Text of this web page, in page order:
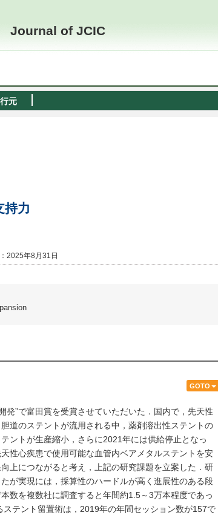
Journal of JCIC
元
持力
2025年8月31日
GOTO
”で富田賞を受賞させていただいた．国内で，先天性
道のステントが流用される中，薬剤溶出性ステントの
ントが生産縮小，さらに2021年には供給停止となっ
性心疾患で使用可能な血管内ベアメタルステントを安
上につながると考え，上記の研究課題を立案した．研
が実現には，採算性のハードルが高く進展性のある段
数を複数社に調査すると年間約1.5～3万本程度であっ
テント留置術は，2019年の年間セッション数が157で